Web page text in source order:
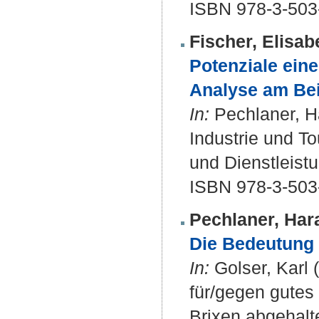
ISBN 978-3-
Fischer,
Potenziale
Analyse am
In: Pechlaner,
Industrie und
und
ISBN 978-3-
Pechlaner,
Die
In: Golser, Karl
für/gegen